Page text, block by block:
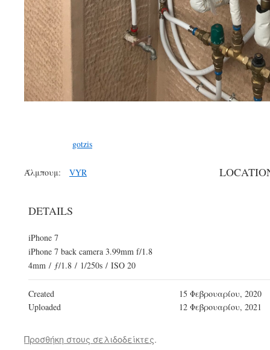
gotzis
Άλμπουμ: VYR
DETAILS
iPhone 7
iPhone 7 back camera 3.99mm f/1.8
4mm / ƒ/1.8 / 1/250s / ISO 20
Created
15 Φεβρουαρίου, 2020
Uploaded
12 Φεβρουαρίου, 2021
Προσθήκη στους σελιδοδείκτες.